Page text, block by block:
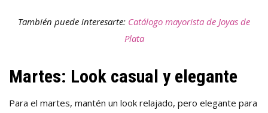
También puede interesarte: Catálogo mayorista de Joyas de
Plata
Martes: Look casual y elegante
Para el martes, mantén un look relajado, pero elegante para